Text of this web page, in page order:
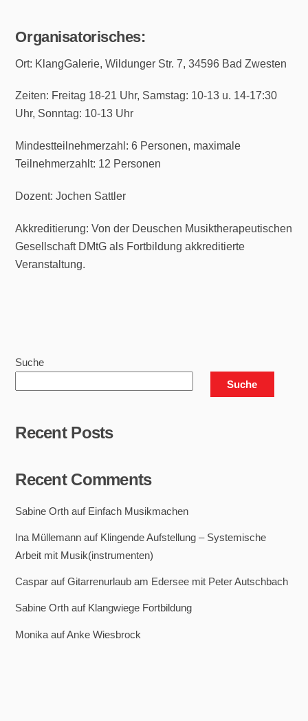
Organisatorisches:
Ort: KlangGalerie, Wildunger Str. 7, 34596 Bad Zwesten
Zeiten: Freitag 18-21 Uhr, Samstag: 10-13 u. 14-17:30
Uhr, Sonntag: 10-13 Uhr
Mindestteilnehmerzahl: 6 Personen, maximale
Teilnehmerzahlt: 12 Personen
Dozent: Jochen Sattler
Akkreditierung: Von der Deuschen Musiktherapeutischen
Gesellschaft DMtG als Fortbildung akkreditierte
Veranstaltung.
Suche
Suche
Recent Posts
Recent Comments
Sabine Orth auf Einfach Musikmachen
Ina Müllemann auf Klingende Aufstellung – Systemische
Arbeit mit Musik(instrumenten)
Caspar aufGitarrenurlaub am Edersee mit Peter Autschbach
Sabine Orth auf Klangwiege Fortbildung
Monika aufAnke Wiesbrock